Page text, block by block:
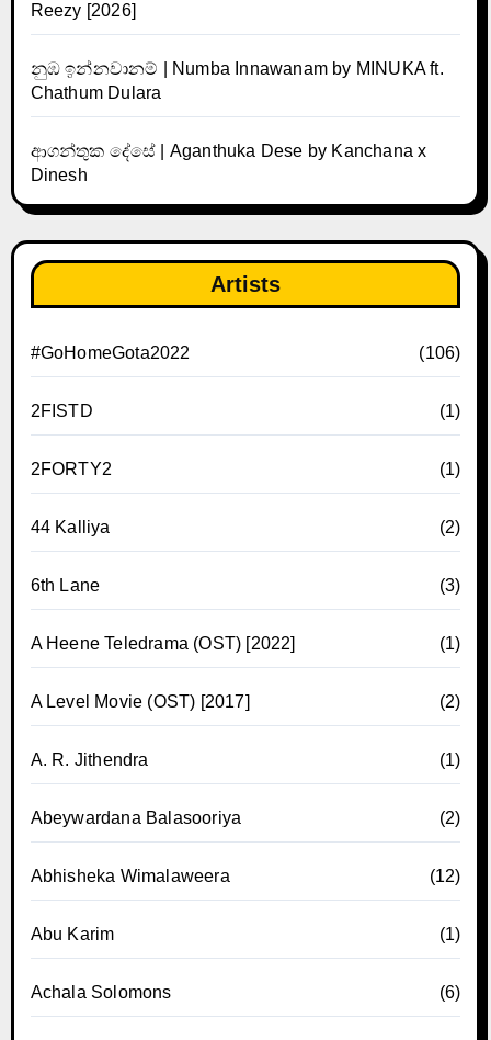
Reezy [2026]
නුඹ ඉන්නවානම් | Numba Innawanam by MINUKA ft.
Chathum Dulara
ආගන්තුක දේසේ | Aganthuka Dese by Kanchana x
Dinesh
Artists
#GoHomeGota2022 (106)
2FISTD (1)
2FORTY2 (1)
44 Kalliya (2)
6th Lane (3)
A Heene Teledrama (OST) [2022] (1)
A Level Movie (OST) [2017] (2)
A. R. Jithendra (1)
Abeywardana Balasooriya (2)
Abhisheka Wimalaweera (12)
Abu Karim (1)
Achala Solomons (6)